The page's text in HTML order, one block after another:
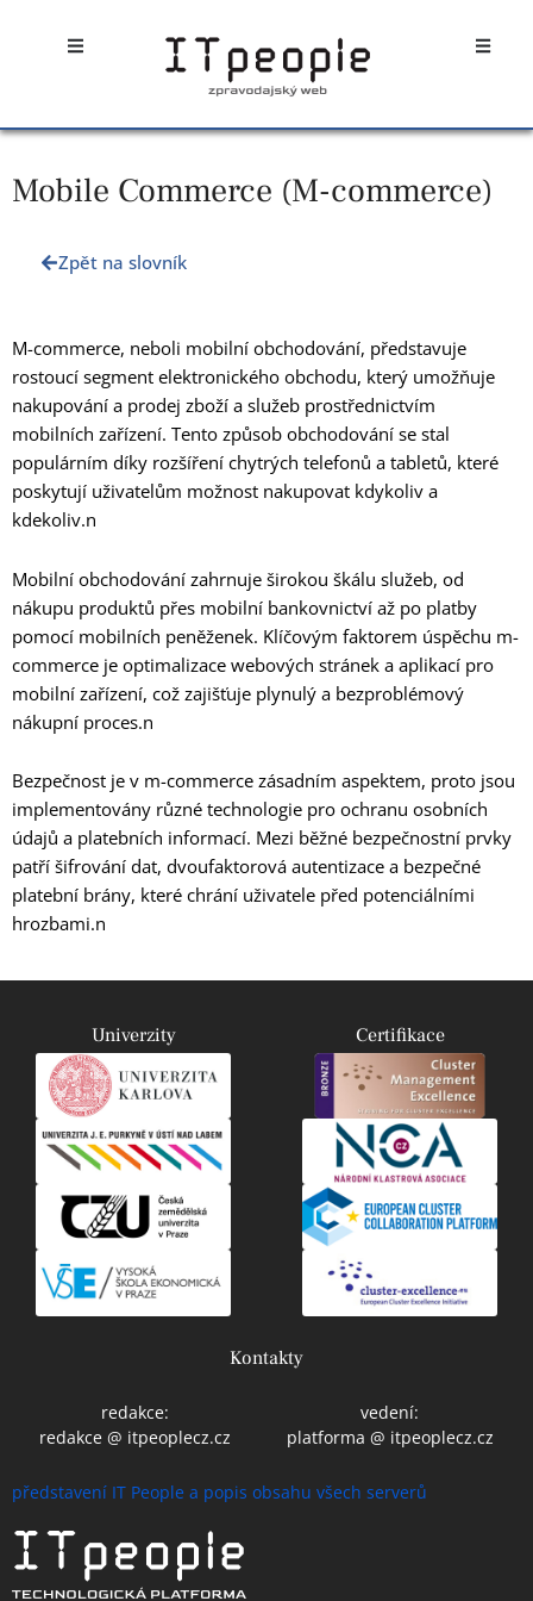
Open Open
Mobile Commerce (M-commerce)
Zpět na slovník
M-commerce, neboli mobilní obchodování, představuje
rostoucí segment elektronického obchodu, který umožňuje
nakupování a prodej zboží a služeb prostřednictvím
mobilních zařízení. Tento způsob obchodování se stal
populárním díky rozšíření chytrých telefonů a tabletů, které
poskytují uživatelům možnost nakupovat kdykoliv a
kdekoliv.n
Mobilní obchodování zahrnuje širokou škálu služeb, od
nákupu produktů přes mobilní bankovnictví až po platby
pomocí mobilních peněženek. Klíčovým faktorem úspěchu m-
commerce je optimalizace webových stránek a aplikací pro
mobilní zařízení, což zajišťuje plynulý a bezproblémový
nákupní proces.n
Bezpečnost je v m-commerce zásadním aspektem, proto jsou
implementovány různé technologie pro ochranu osobních
údajů a platebních informací. Mezi běžné bezpečnostní prvky
patří šifrování dat, dvoufaktorová autentizace a bezpečné
platební brány, které chrání uživatele před potenciálními
hrozbami.n
Univerzity Certifikace
Kontakty
redakce:
redakce @ itpeoplecz.cz
vedení:
platforma @ itpeoplecz.cz
představení IT People a popis obsahu všech serverů